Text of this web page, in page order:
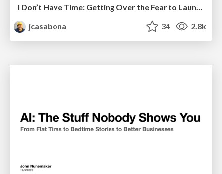
I Don’t Have Time: Getting Over the Fear to Launch Your Podcast
jcasabona
34 2.8k